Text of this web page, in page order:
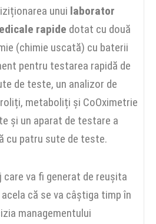
unui laborator
rapide dotat cu două
(chimie uscată) cu baterii
pentru testarea rapidă de
de teste, un analizor de
metaboliți și CoOximetrie
și un aparat de testare a
cu patru sute de teste.
care va fi generat de reușita
că se va câștiga timp în
managementului